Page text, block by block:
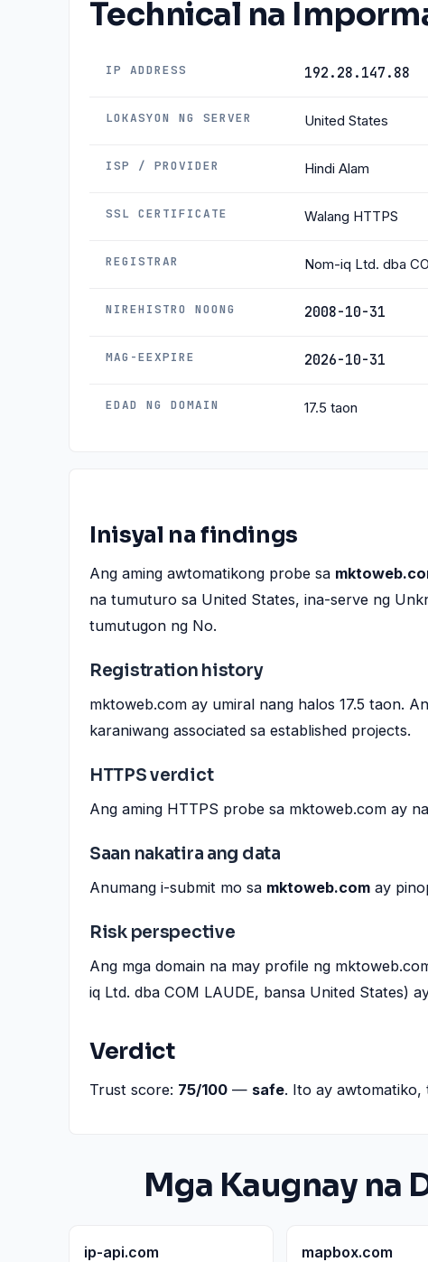
Technical na
IP ADDRESS 192.28.147.88
LOKASYON NG SERVER United States
ISP / PROVIDER Hindi Alam
SSL CERTIFICATE Walang HTTPS
REGISTRAR Nom-iq Ltd. dba
NIREHISTRO NOONG 2008-10-31
MAG-EEXPIRE 2026-10-31
EDAD NG DOMAIN 17.5 taon
Inisyal na findings
Ang aming awtomatikong probe sa
na tumuturo sa United States, ina-serve ng
tumutugon ng No.
Registration history
mktoweb.com ay umiral nang halos 17.5 taon.
karaniwang associated sa established projects.
HTTPS verdict
Ang aming HTTPS probe sa mktoweb.com ay
Saan nakatira ang data
Anumang i-submit mo sa mktoweb.com ay
Risk perspective
Ang mga domain na may profile ng
iq Ltd. dba COM LAUDE, bansa United States)
Verdict
Trust score: 75/100 — safe. Ito ay
Mga Kaugnay na
ip-api.com mapbox.com